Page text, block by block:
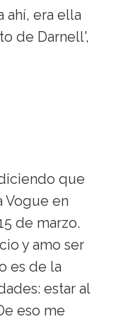
ahí, era ella
de Darnell',
que
Vogue en
de marzo.
y amo ser
es de la
estar al
eso me